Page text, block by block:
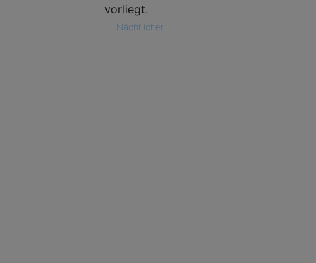
vorliegt.
Nächtlicher